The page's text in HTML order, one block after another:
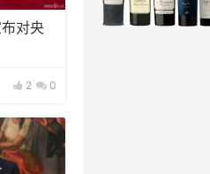
对央
2 0